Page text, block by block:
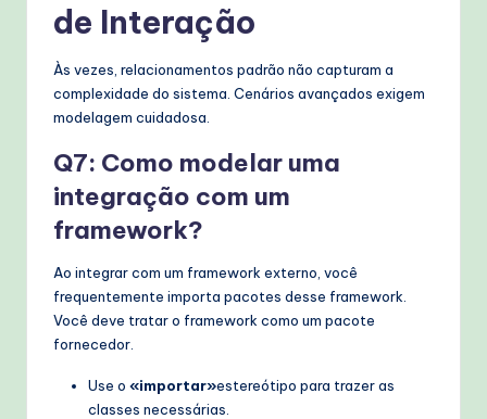
de Interação
Às vezes, relacionamentos padrão não capturam a
complexidade do sistema. Cenários avançados exigem
modelagem cuidadosa.
Q7: Como modelar uma
integração com um
framework?
Ao integrar com um framework externo, você
frequentemente importa pacotes desse framework.
Você deve tratar o framework como um pacote
fornecedor.
Use o «importar»estereótipo para trazer as
classes necessárias.